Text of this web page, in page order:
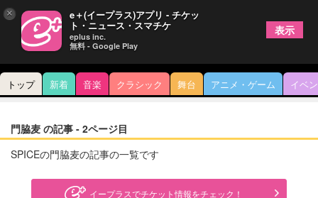
トップ 新着 音楽 クラシック 舞台 アニメ・ゲーム イベ
門脇麦 の記事 - 2ページ目
SPICEの門脇麦の記事の一覧です
イープラスでチケット情報をチェック！
× e＋(イープラス)アプリ - チケッ
ト・ニュース・スマチケ
eplus inc.
無料 - Google Play
表示